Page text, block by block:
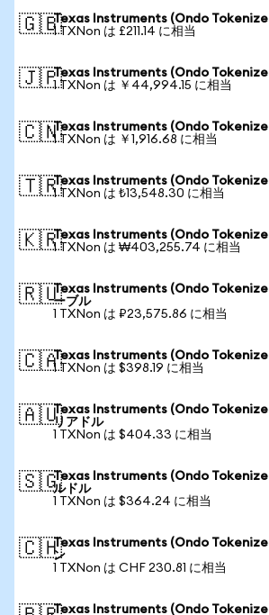
🇬🇧Texas Instruments (Ondo
1 TXNon は £211.14 に相当
🇯🇵Texas Instruments (Ondo
1 TXNon は ￥44,994.15 に相当
🇨🇳Texas Instruments (Ondo
1 TXNon は ￥1,916.68 に相当
🇹🇷Texas Instruments (Ondo
1 TXNon は ₺13,548.30 に相当
🇰🇷Texas Instruments (Ondo
1 TXNon は ₩403,255.74 に相当
🇷🇺Texas Instruments (Ondo
ーブル
1 TXNon は ₽23,575.86 に相当
🇨🇦Texas Instruments (Ondo
1 TXNon は $398.19 に相当
🇦🇺Texas Instruments (Ondo
リアドル
1 TXNon は $404.33 に相当
🇸🇬Texas Instruments (Ondo
ルドル
1 TXNon は $364.24 に相当
🇨🇭Texas Instruments (Ondo
ン
1 TXNon は CHF 230.81 に相当
Texas Instruments (Ondo